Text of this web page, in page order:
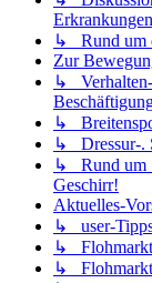
Erkrankungen
↳ Rund um
Zur
↳
↳
↳ Dressur-.
↳ Rund um
Geschirr!
Aktuelles-
↳ user-
↳ Flohmarkt
↳